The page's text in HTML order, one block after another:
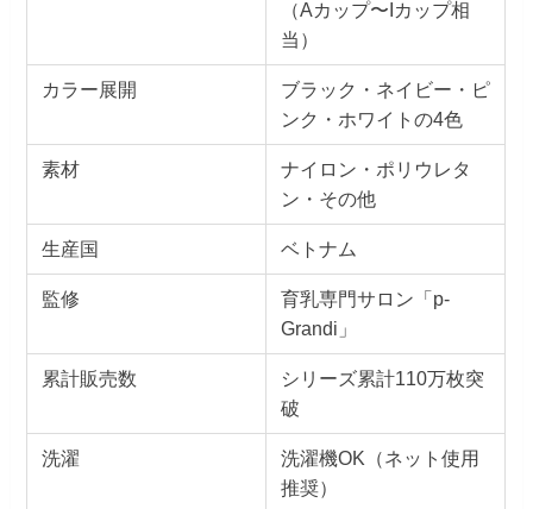
（Aカップ〜Iカップ相
当）
カラー展開
ブラック・ネイビー・ピ
ンク・ホワイトの4色
素材
ナイロン・ポリウレタ
ン・その他
生産国 ベトナム
監修
育乳専門サロン「p-
Grandi」
累計販売数
シリーズ累計110万枚突
破
洗濯
洗濯機OK（ネット使用
推奨）